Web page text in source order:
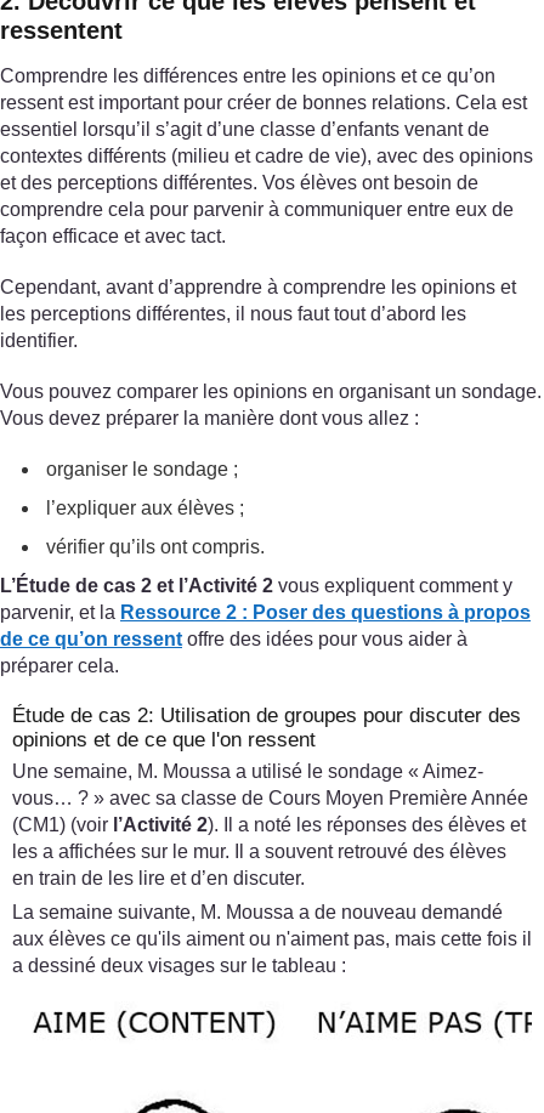
ressentent
Comprendre les différences entre les opinions et ce qu’on
ressent est important pour créer de bonnes relations. Cela est
essentiel lorsqu’il s’agit d’une classe d’enfants venant de
contextes différents (milieu et cadre de vie), avec des opinions
et des perceptions différentes. Vos élèves ont besoin de
comprendre cela pour parvenir à communiquer entre eux de
façon efficace et avec tact.
Cependant, avant d’apprendre à comprendre les opinions et
les perceptions différentes, il nous faut tout d’abord les
identifier.
Vous pouvez comparer les opinions en organisant un sondage.
Vous devez préparer la manière dont vous allez :
organiser le sondage ;
l’expliquer aux élèves ;
vérifier qu’ils ont compris.
L’Étude de cas 2 et l’Activité 2 vous expliquent comment y
parvenir, et la Ressource 2 : Poser des questions à propos
de ce qu’on ressent offre des idées pour vous aider à
préparer cela.
Étude de cas 2: Utilisation de groupes pour discuter des
opinions et de ce que l'on ressent
Une semaine, M. Moussa a utilisé le sondage « Aimez-
vous… ? » avec sa classe de Cours Moyen Première Année
(CM1) (voir l’Activité 2). Il a noté les réponses des élèves et
les a affichées sur le mur. Il a souvent retrouvé des élèves
en train de les lire et d’en discuter.
La semaine suivante, M. Moussa a de nouveau demandé
aux élèves ce qu'ils aiment ou n'aiment pas, mais cette fois il
a dessiné deux visages sur le tableau :